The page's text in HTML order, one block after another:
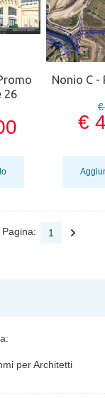
26
Nonio C -
€
Pagina: 1
per Architetti